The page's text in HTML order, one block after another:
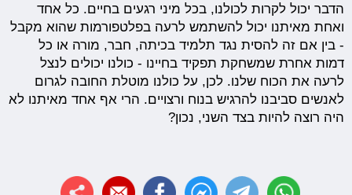
הדבר יכול לקרות לכולנו, בכל מיני רגעים בחיים. כל אחד
ואחת מאיתנו יכול להשתמש לרעה בפלטפורמות שהוא מקבל
- בין אם זה להסית נגד תלמיד בכיתה, חבר, מורה או כל
דמות אחרת שמשחקת תפקיד בחיינו - כולנו יכולים לנצל
לרעה את הכוח שלנו. לכן, על כולנו מוטלת החובה לגרום
לאנשים סביבנו להרגיש בנוח ורצויים. הרי אף אחד מאיתנו לא
היה רוצה להיות בצד השני, נכון?